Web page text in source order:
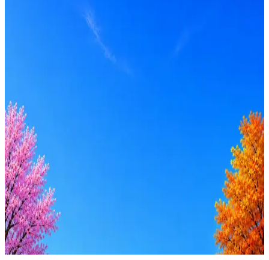
Оффер быстрее с Эйч
Будьте осторожны: если работодатель просит войти через
Google, iCloud или Госуслуги, прислать код или пароль,
запустить ПО или перевести деньги — это мошенники.
Жмите Пожаловаться